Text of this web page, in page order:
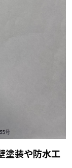
塗装や防水工